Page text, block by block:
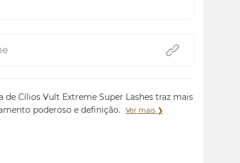
de Cílios Vult Extreme Super Lashes traz mais
poderoso e definição.
Ver mais ❯